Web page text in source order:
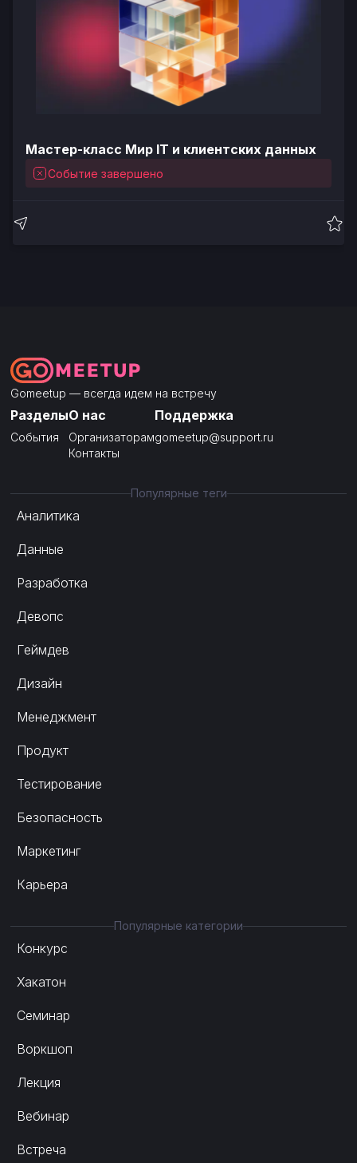
Мастер-класс Мир IT и клиентских данных
Событие завершено
Gomeetup — всегда идем на встречу
Разделы
События
О нас
Организаторам
Контакты
Поддержка
gomeetup@support.ru
Популярные теги
Аналитика
Данные
Разработка
Девопс
Геймдев
Дизайн
Менеджмент
Продукт
Тестирование
Безопасность
Маркетинг
Карьера
Популярные категории
Конкурс
Хакатон
Семинар
Воркшоп
Лекция
Вебинар
Встреча